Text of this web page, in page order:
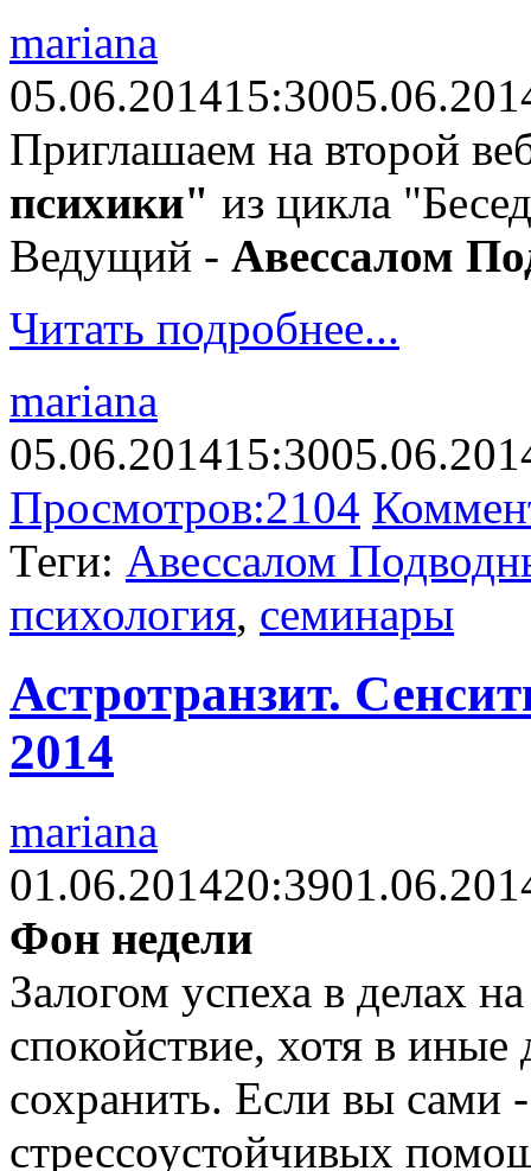
mariana
05.06.201415:30
Приглашаем на второй
психики" из цикла
Ведущий - Авессалом
Читать подробнее...
mariana
05.06.201415:30
Просмотров:2104
Теги: Авессалом
психология, семинары
Астротранзит.
2014
mariana
01.06.201420:39
Фон недели
Залогом успеха в делах
спокойствие, хотя в иные
сохранить. Если вы сами
стрессоустойчивых